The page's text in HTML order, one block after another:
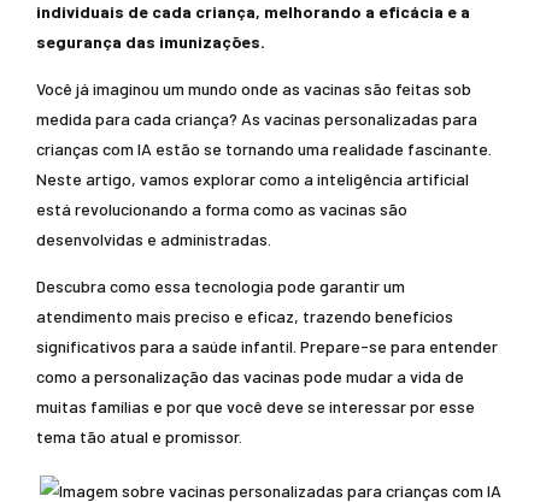
individuais de cada criança, melhorando a eficácia e a
segurança das imunizações.
Você já imaginou um mundo onde as vacinas são feitas sob
medida para cada criança? As vacinas personalizadas para
crianças com IA estão se tornando uma realidade fascinante.
Neste artigo, vamos explorar como a inteligência artificial
está revolucionando a forma como as vacinas são
desenvolvidas e administradas.
Descubra como essa tecnologia pode garantir um
atendimento mais preciso e eficaz, trazendo benefícios
significativos para a saúde infantil. Prepare-se para entender
como a personalização das vacinas pode mudar a vida de
muitas famílias e por que você deve se interessar por esse
tema tão atual e promissor.